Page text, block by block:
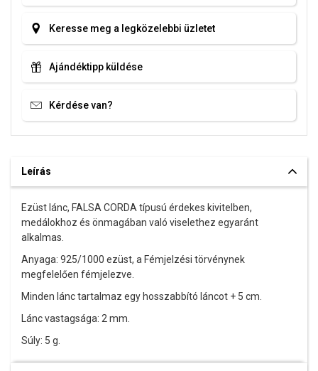
Keresse meg a legközelebbi üzletet
Ajándéktipp küldése
Kérdése van?
Leírás
Ezüst lánc, FALSA CORDA típusú érdekes kivitelben,
medálokhoz és önmagában való viselethez egyaránt
alkalmas.
Anyaga: 925/1000 ezüst, a Fémjelzési törvénynek
megfelelően fémjelezve.
Minden lánc tartalmaz egy hosszabbító láncot + 5 cm.
Lánc vastagsága: 2 mm.
Súly: 5 g.